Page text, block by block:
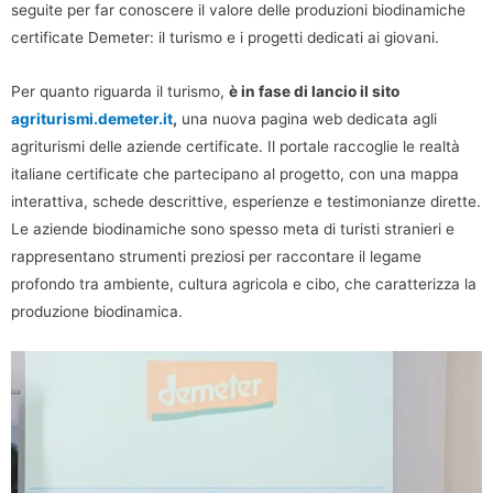
seguite per far conoscere il valore delle produzioni biodinamiche
certificate Demeter: il turismo e i progetti dedicati ai giovani.
Per quanto riguarda il turismo, è in fase di lancio il sito
agriturismi.demeter.it, una nuova pagina web dedicata agli
agriturismi delle aziende certificate. Il portale raccoglie le realtà
italiane certificate che partecipano al progetto, con una mappa
interattiva, schede descrittive, esperienze e testimonianze dirette.
Le aziende biodinamiche sono spesso meta di turisti stranieri e
rappresentano strumenti preziosi per raccontare il legame
profondo tra ambiente, cultura agricola e cibo, che caratterizza la
produzione biodinamica.